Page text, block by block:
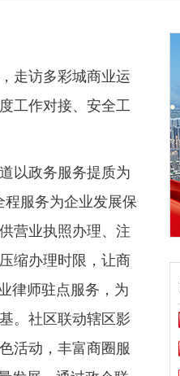
走访多彩城商业运
工作对接、安全工
以政务服务提质为
程服务为企业发展保
营业执照办理、注
缩办理时限，让商
律师驻点服务，为
。社区联动辖区影
活动，丰富商圈服